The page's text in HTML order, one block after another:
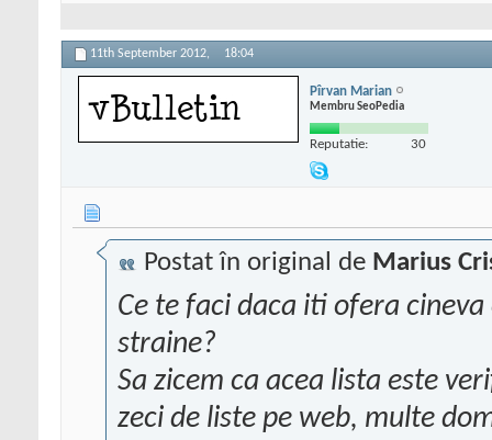
11th September 2012, 18:04
Pîrvan Marian
Membru SeoPedia
Reputatie: 30
Postat în original de Marius
Ce te faci daca iti ofera
straine?
Sa zicem ca acea lista este
zeci de liste pe web, multe